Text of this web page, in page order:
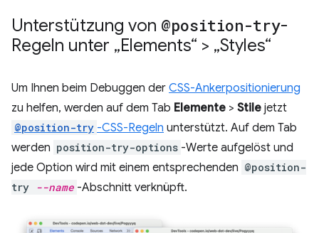
Unterstützung von @position-try-
Regeln unter „Elements“ > „Styles“
Um Ihnen beim Debuggen der CSS-Ankerpositionierung
zu helfen, werden auf dem Tab Elemente > Stile jetzt
@position-try -CSS-Regeln unterstützt. Auf dem Tab
werden position-try-options -Werte aufgelöst und
jede Option wird mit einem entsprechenden @position-
try
--name -Abschnitt verknüpft.